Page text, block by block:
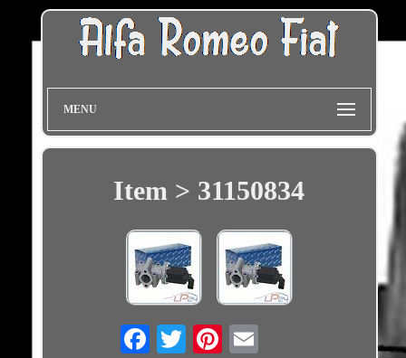
MENU
Item > 31150834
Email